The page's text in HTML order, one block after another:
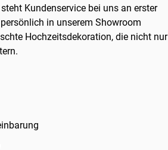
Kundenservice bei uns an erster
in unserem Showroom
Hochzeitsdekoration, die nicht nur